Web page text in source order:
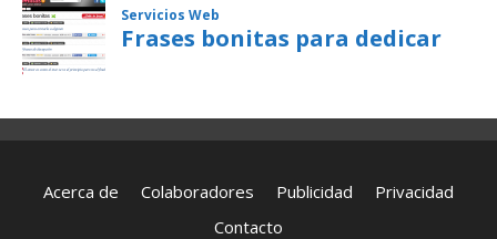
Acerca de Colaboradores Publicidad
Privacidad
Contacto